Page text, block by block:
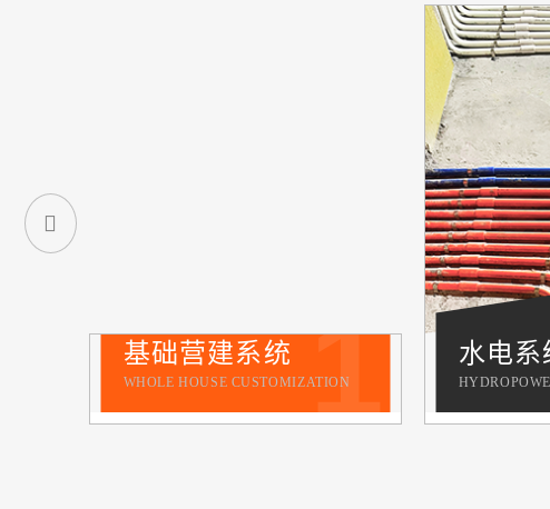
1
基础营建系统
WHOLE HOUSE CUSTOMIZATION
水电系